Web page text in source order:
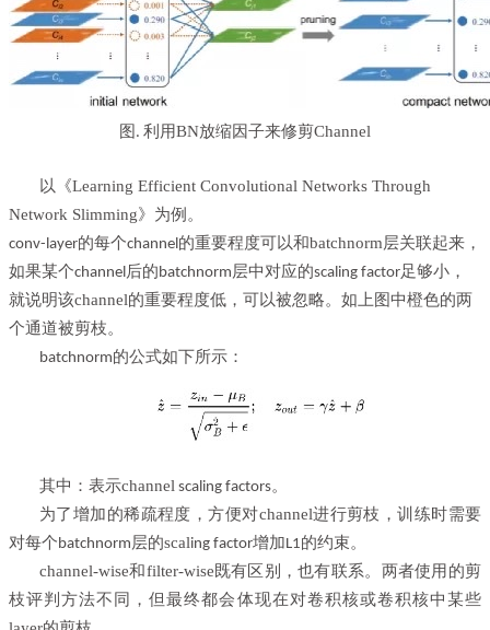
图. 利用BN放缩因子来修剪Channel
以
《Learning Efficient Convolutional Networks Through
Network Slimming》 为例。
conv-layer的每个channel的重要程度可以和batchnorm层关联起来，
如果某个channel后的batchnorm层中对应的scaling factor足够小，
就说明该channel的重要程度低，可以被忽略。如上图中橙色的两
个通道被剪枝。
batchnorm的公式如下所示：
其中： 表示channel scaling factors。
为了增加的稀疏程度，方便对channel进行剪枝，训练时需要
对每个 batchnorm 层的scaling factor增加L1的约束。
channel-wise和filter-wise既有区别，也有联系。两者使用的剪
枝评判方法不同，但最终都会体现在对卷积核或卷积核中某些